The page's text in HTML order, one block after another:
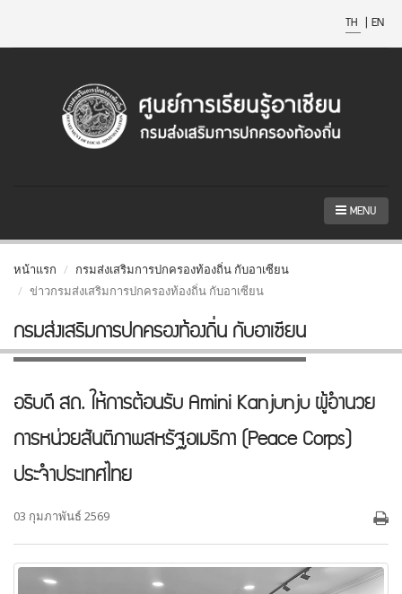
TH | EN
MENU
หน้าแรก
กรมส่งเสริมการปกครองท้องถิ่น กับอาเซียน
ข่าวกรมส่งเสริมการปกครองท้องถิ่น กับอาเซียน
กรมส่งเสริมการปกครองท้องถิ่น กับอาเซียน
อธิบดี สถ. ให้การต้อนรับ Amini Kanjunju ผู้อำนวย
การหน่วยสันติภาพสหรัฐอเมริกา (Peace Corps)
ประจำประเทศไทย
03 กุมภาพันธ์ 2569